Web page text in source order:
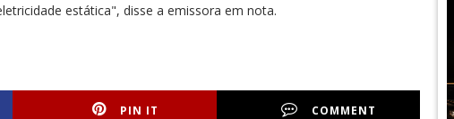
estática", disse a emissora em nota.
PIN IT COMMENT